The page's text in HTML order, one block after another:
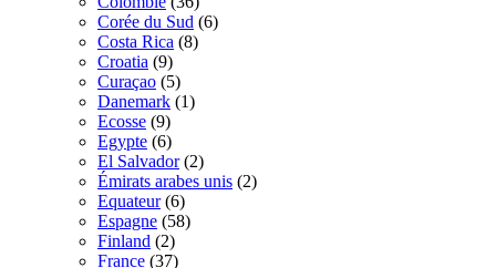
Corée du Sud (6)
Costa Rica (8)
Croatia (9)
Curaçao (5)
Danemark (1)
Ecosse (9)
Egypte (6)
El Salvador (2)
Émirats arabes unis (2)
Equateur (6)
Espagne (58)
Finland (2)
France (37)